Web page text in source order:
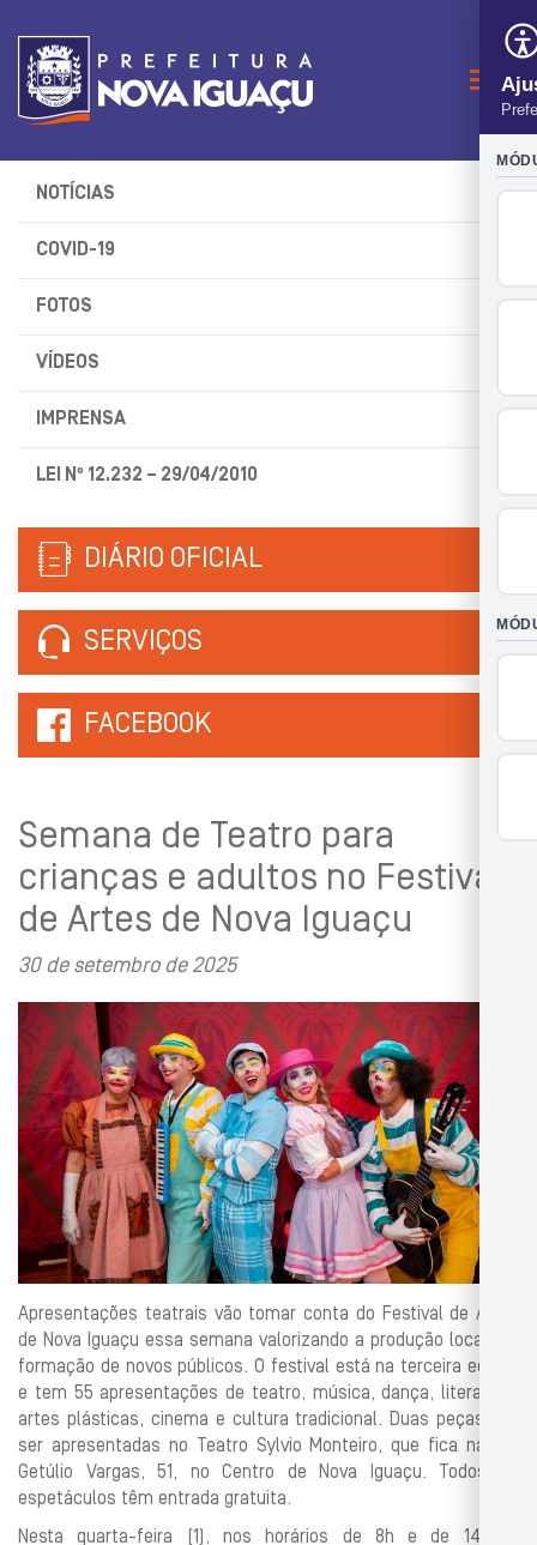
NOTÍCIAS
COVID-19
FOTOS
VÍDEOS
IMPRENSA
LEI Nº 12.232 – 29/04/2010
DIÁRIO OFICIAL
SERVIÇOS
FACEBOOK
Semana de Teatro para
crianças e adultos no Festival
de Artes de Nova Iguaçu
30 de setembro de 2025
Apresentações teatrais vão tomar conta do Festival de Artes
de Nova Iguaçu essa semana valorizando a produção local e a
formação de novos públicos. O festival está na terceira edição
e tem 55 apresentações de teatro, música, dança, literatura,
artes plásticas, cinema e cultura tradicional. Duas peças vão
ser apresentadas no Teatro Sylvio Monteiro, que fica na rua
Getúlio Vargas, 51, no Centro de Nova Iguaçu. Todos os
espetáculos têm entrada gratuita.
Nesta quarta-feira (1), nos horários de 8h e de 14h, o